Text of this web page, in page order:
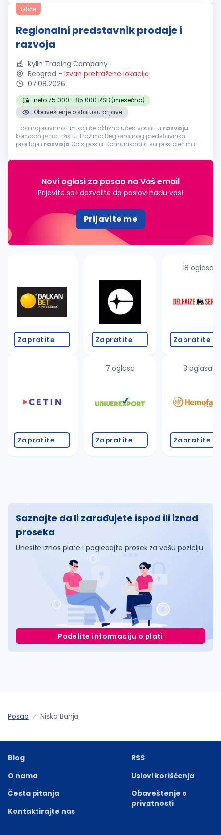
tried...
Ističe
Regionalni predstavnik prodaje i
razvoja
Kylin Trading Company
Beograd - Izvan pretražene lokacije
07.08.2026
neto 75.000 - 85.000 RSD (mesečno)
Obaveštenje o statusu prijave
...da napravimo tim koji će aktivno učestvovati u razvoju
kompanije na tržištu. Tražimo Regionalnog predstavnika
prodaje i razvoja Opis posla: Komunikacija sa postojećim i
slanje ponuda, porudžbenica...
Novi oglasi za posao na Vaš email
Prijavite se i dozvolite da poslovi nađu vas!
Prijavite me
Zapratite
Zapratite
Zapratite
7 oglasa
Zapratite
18 oglasa
Zapratite
3 oglasa
Zapratite
Saznajte da li zarađujete ispod ili iznad
proseka
Unesite iznos plate i pogledajte prosek za vašu poziciju
Podelite informaciju o plati
Posao Niška Banja
Blog
O nama
Česta pitanja
Kontaktirajte nas
RSS
Uslovi korišćenja
Obaveštenje o
privatnosti